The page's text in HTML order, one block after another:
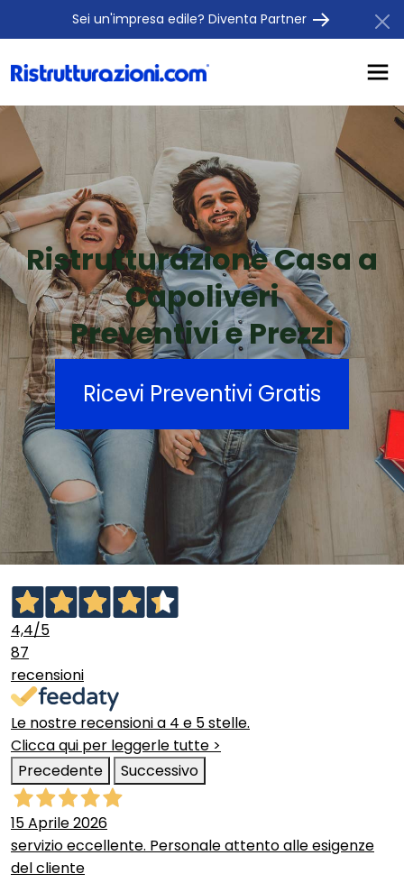
Sei un'impresa edile? Diventa Partner
Ristrutturazione Casa a
Capoliveri
Preventivi e Prezzi
Ricevi Preventivi Gratis
4,4/5
87
recensioni
Le nostre recensioni a 4 e 5 stelle.
Clicca qui per leggerle tutte >
Precedente
Successivo
15 Aprile 2026
servizio eccellente. Personale attento alle esigenze
del cliente